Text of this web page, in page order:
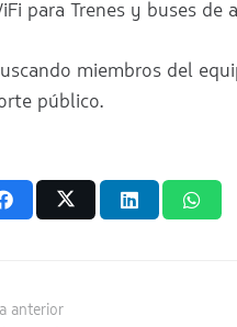
para Trenes y buses de
miembros del
público.
anterior